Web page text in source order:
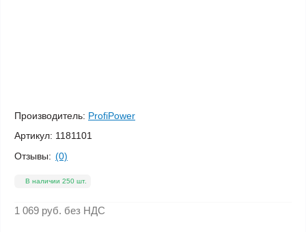
Производитель: ProfiPower
Артикул: 1181101
Отзывы: (0)
В наличии 250 шт.
1 069 руб. без НДС